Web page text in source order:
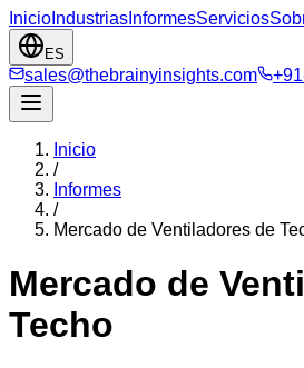
Inicio Industrias InformesServicios
ES
sales@thebrainyinsights.com
Inicio
/
Informes
/
Mercado de Ventiladores de
Mercado de
Techo